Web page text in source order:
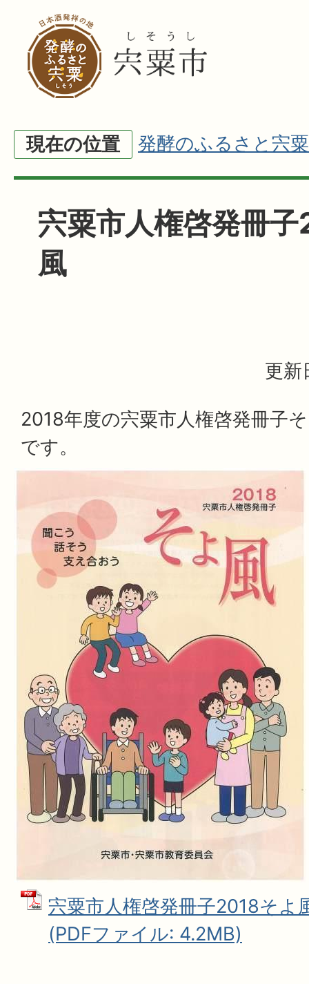
現在の位置 発酵のふるさと宍粟
宍粟市人権啓発冊
風
更新
2018年度の宍粟市人権啓発冊子
です。
宍粟市人権啓発冊子2018そよ
(PDFファイル: 4.2MB)